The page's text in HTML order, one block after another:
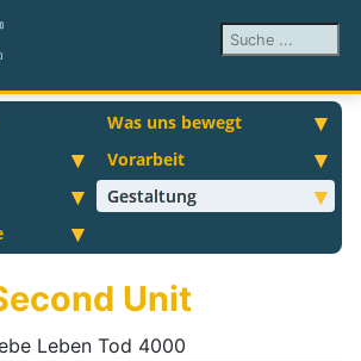
Suchen ...
Was uns bewegt
Vorarbeit
Gestaltung
Unit